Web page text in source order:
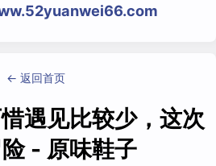
← 返回首页
遇见比较少，这次
- 原味鞋子